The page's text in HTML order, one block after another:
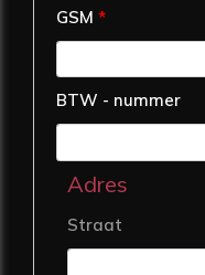
GSM *
BTW - nummer
Adres
Straat